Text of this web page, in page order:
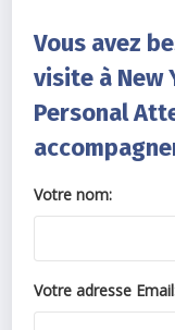
Vous avez
visite à New
Personal
Votre nom:
Votre adresse